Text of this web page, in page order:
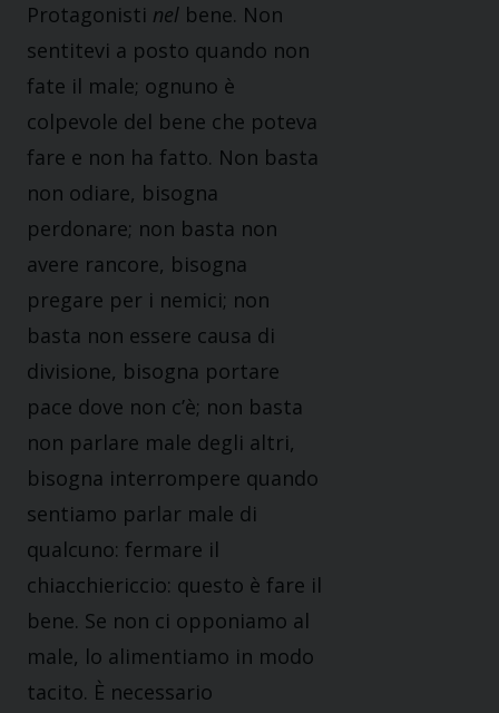
Protagonisti nel bene. Non
sentitevi a posto quando non
fate il male; ognuno è
colpevole del bene che poteva
fare e non ha fatto. Non basta
non odiare, bisogna
perdonare; non basta non
avere rancore, bisogna
pregare per i nemici; non
basta non essere causa di
divisione, bisogna portare
pace dove non c’è; non basta
non parlare male degli altri,
bisogna interrompere quando
sentiamo parlar male di
qualcuno: fermare il
chiacchiericcio: questo è fare il
bene. Se non ci opponiamo al
male, lo alimentiamo in modo
tacito. È necessario